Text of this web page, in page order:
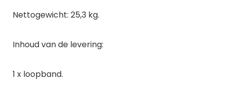
Nettogewicht: 25,3 kg.
Inhoud van de levering:
1 x loopband.